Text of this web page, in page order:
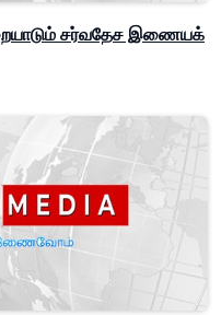
சர்வதேச இணையக்